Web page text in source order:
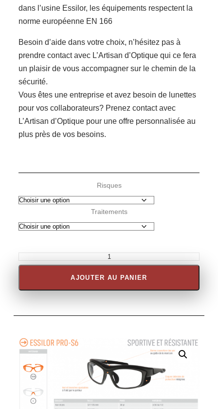
dans l’usine Essilor, les équipements respectent la
norme européenne EN 166
Besoin d’aide dans votre choix, n’hésitez pas à
prendre contact avec L’Artisan d’Optique qui ce fera
un plaisir de vous accompagner sur le chemin de la
sécurité.
Vous êtes une entreprise et avez besoin de lunettes
pour vos collaborateurs? Prenez contact avec
L’Artisan d’Optique pour une offre personnalisée au
plus près de vos besoins.
Risques
Traitements
AJOUTER AU PANIER